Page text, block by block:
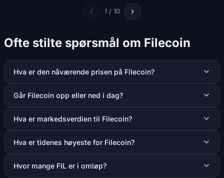
1 / 10
Ofte stilte spørsmål om Filecoin
Hva er den nåværende prisen på Filecoin?
Går Filecoin opp eller ned i dag?
Hva er markedsverdien til Filecoin?
Hva er tidenes høyeste for Filecoin?
Hvor mange FIL er i omløp?